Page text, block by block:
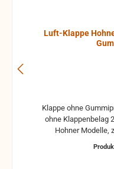
Luft-Klappe
ohne Klappenbelag 25x22 mm passend für mehrere
Hohner Modelle,